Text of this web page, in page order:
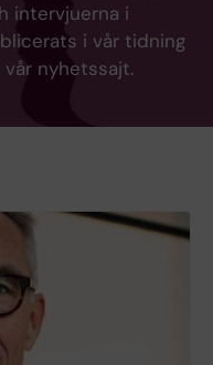
intervjuerna i
i vår tidning
nyhetssajt.